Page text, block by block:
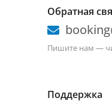
Обратная
Пишите нам —
Поддержка